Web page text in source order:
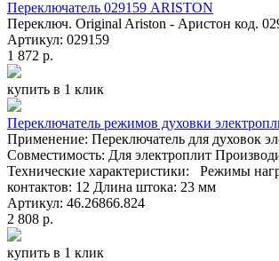
Переключатель 029159 ARISTON
Переключ. Original Ariston - Аристон код.
Артикул: 029159
1 872 р.
купить в 1 клик
Переключатель режимов духовки
Применение: Переключатель для духовок
Совместимость: Для электроплит
Технические характеристики: Режимы
контактов: 12 Длина штока: 23 мм
Артикул: 46.26866.824
2 808 р.
купить в 1 клик